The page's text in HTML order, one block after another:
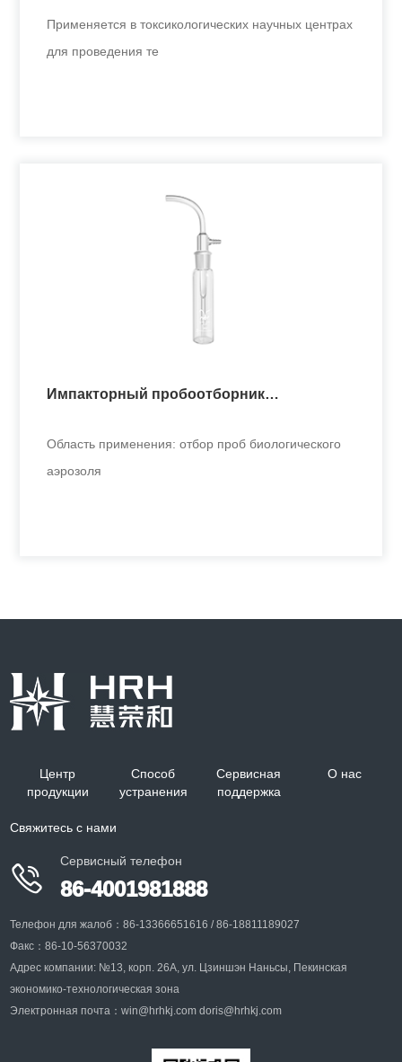
Применяется в токсикологических научных центрах
для проведения те
Одноканальная интеллектуальная
Применяется в токсикологических научных центрах
Импакторный пробоотборник
Область применения: отбор проб биологического
аэрозоля
Импакторный пробоотборник
биологического аэрозоля
+
Центр
продукции
Способ
устранения
Сервисная
поддержка
О нас
Свяжитесь с нами

Сервисный телефон
86-4001981888
Телефон для жалоб：86-13366651616 / 86-18811189027
Факс：86-10-56370032
Адрес компании: №13, корп. 26A, ул. Цзиншэн Наньсы, Пекинская
экономико-технологическая зона
Электронная почта：win@hrhkj.com doris@hrhkj.com